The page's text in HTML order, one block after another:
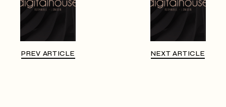
PREV ARTICLE NEXT ARTICLE